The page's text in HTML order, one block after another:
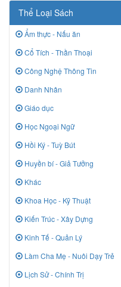
Thể Loại Sách
Ẩm thực - Nấu ăn
Cổ Tích - Thần Thoại
Công Nghệ Thông Tin
Danh Nhân
Giáo dục
Học Ngoại Ngữ
Hồi Ký - Tuỳ Bút
Huyền bí - Giả Tưởng
Khác
Khoa Học - Kỹ Thuật
Kiến Trúc - Xây Dựng
Kinh Tế - Quản Lý
Làm Cha Mẹ - Nuôi Dạy Trẻ
Lịch Sử - Chính Trị